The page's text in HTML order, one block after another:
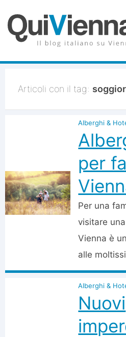
Articoli con il tag:
Alberghi &
per
Per una
visitare
Vienna è
alle
Alberghi &
Nuovi